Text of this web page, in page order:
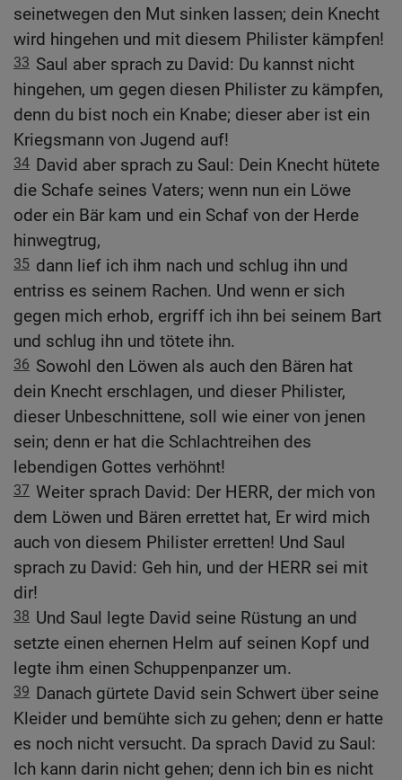
seinetwegen den Mut sinken lassen; dein Knecht
wird hingehen und mit diesem Philister kämpfen!
33 Saul aber sprach zu David: Du kannst nicht
hingehen, um gegen diesen Philister zu kämpfen,
denn du bist noch ein Knabe; dieser aber ist ein
Kriegsmann von Jugend auf!
34 David aber sprach zu Saul: Dein Knecht hütete
die Schafe seines Vaters; wenn nun ein Löwe
oder ein Bär kam und ein Schaf von der Herde
hinwegtrug,
35 dann lief ich ihm nach und schlug ihn und
entriss es seinem Rachen. Und wenn er sich
gegen mich erhob, ergriff ich ihn bei seinem Bart
und schlug ihn und tötete ihn.
36 Sowohl den Löwen als auch den Bären hat
dein Knecht erschlagen, und dieser Philister,
dieser Unbeschnittene, soll wie einer von jenen
sein; denn er hat die Schlachtreihen des
lebendigen Gottes verhöhnt!
37 Weiter sprach David: Der HERR, der mich von
dem Löwen und Bären errettet hat, Er wird mich
auch von diesem Philister erretten! Und Saul
sprach zu David: Geh hin, und der HERR sei mit
dir!
38 Und Saul legte David seine Rüstung an und
setzte einen ehernen Helm auf seinen Kopf und
legte ihm einen Schuppenpanzer um.
39 Danach gürtete David sein Schwert über seine
Kleider und bemühte sich zu gehen; denn er hatte
es noch nicht versucht. Da sprach David zu Saul:
Ich kann darin nicht gehen; denn ich bin es nicht